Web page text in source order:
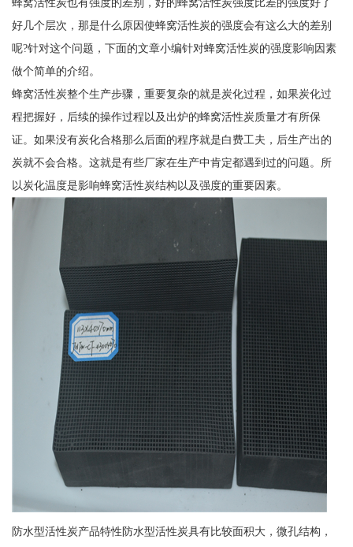
好几个层次，那是什么原因使蜂窝活性炭的强度会有这么大的差别
呢?针对这个问题，下面的文章小编针对蜂窝活性炭的强度影响因素
做个简单的介绍。
蜂窝活性炭整个生产步骤，重要复杂的就是炭化过程，如果炭化过
程把握好，后续的操作过程以及出炉的蜂窝活性炭质量才有所保
证。如果没有炭化合格那么后面的程序就是白费工夫，后生产出的
炭就不会合格。这就是有些厂家在生产中肯定都遇到过的问题。所
以炭化温度是影响蜂窝活性炭结构以及强度的重要因素。
防水型活性炭产品特性防水型活性炭具有比较面积大，微孔结构，